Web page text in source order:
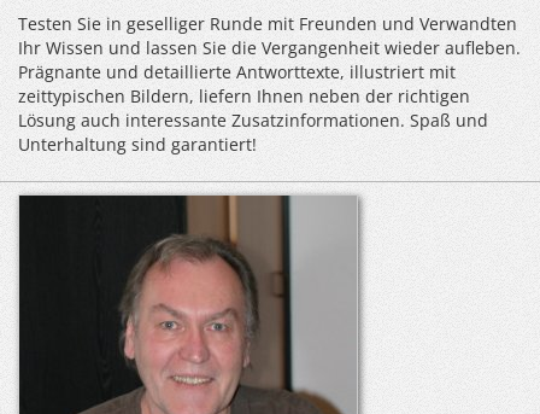
Testen Sie in geselliger Runde mit Freunden und Verwandten
Ihr Wissen und lassen Sie die Vergangenheit wieder aufleben.
Prägnante und detaillierte Antworttexte, illustriert mit
zeittypischen Bildern, liefern Ihnen neben der richtigen
Lösung auch interessante Zusatzinformationen. Spaß und
Unterhaltung sind garantiert!